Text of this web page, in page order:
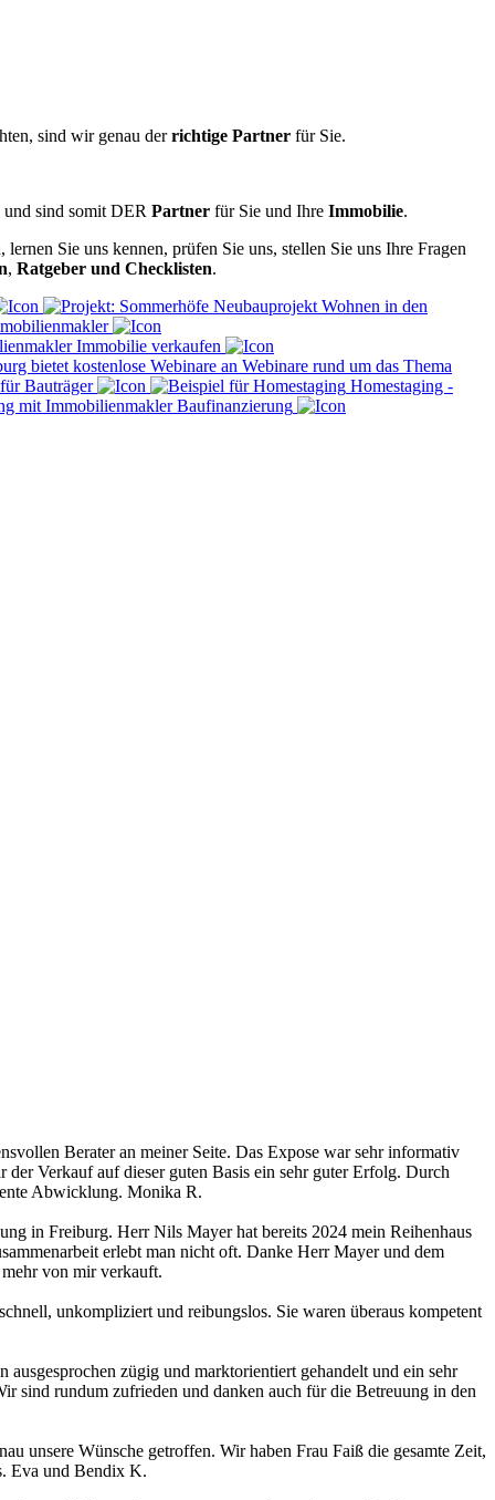
sind wir genau derrichtige Partner für Sie.
sind somit DER Partner für Sie und Ihre Immobilie.
Sie uns kennen, prüfen Sie uns, stellen Sie uns Ihre Fragen
, Ratgeber und Checklisten.
Neubauprojekt Wohnen in den
Immobilie verkaufen
Webinare rund um das Thema
Bauträger
Homestaging -
Baufinanzierung
Berater an meiner Seite. Das Expose war sehr informativ
Verkauf auf dieser guten Basis ein sehr guter Erfolg. Durch
Abwicklung. Monika R.
in Freiburg. Herr Nils Mayer hat bereits 2024 mein Reihenhaus
erlebt man nicht oft. Danke Herr Mayer und dem
von mir verkauft.
unkompliziert und reibungslos. Sie waren überaus kompetent
zügig und marktorientiert gehandelt und ein sehr
sind rundum zufrieden und danken auch für die Betreuung in den
unsere Wünsche getroffen. Wir haben Frau Faiß die gesamte Zeit,
Eva und Bendix K.